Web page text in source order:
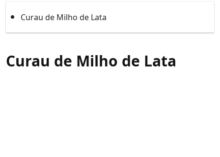
Curau de Milho de Lata
Curau de Milho de Lata